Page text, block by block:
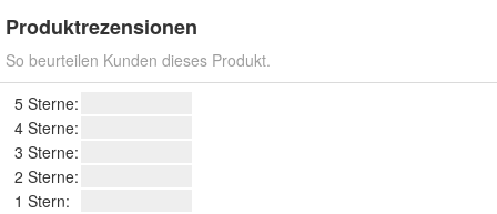
Produktrezensionen
So beurteilen Kunden dieses Produkt.
5 Sterne:
4 Sterne:
3 Sterne:
2 Sterne:
1 Stern: